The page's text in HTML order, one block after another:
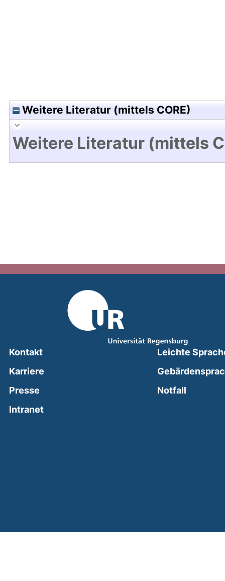
Weitere Literatur (mittels CORE)
Weitere Literatur (mittels
Kontakt
Karriere
Presse
Intranet(external link, opens in a new window)
Leichte
Notfall